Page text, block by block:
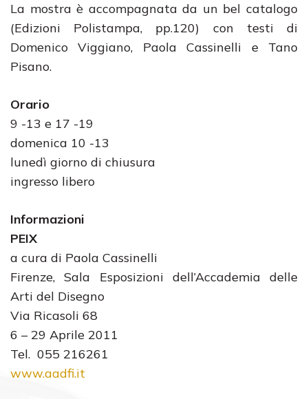
La mostra è accompagnata da un bel catalogo
(Edizioni Polistampa, pp.120) con testi di
Domenico Viggiano, Paola Cassinelli e Tano
Pisano.
Orario
9 -13 e 17 -19
domenica 10 -13
lunedì giorno di chiusura
ingresso libero
Informazioni
PEIX
a cura di Paola Cassinelli
Firenze, Sala Esposizioni dell’Accademia delle
Arti del Disegno
Via Ricasoli 68
6 – 29 Aprile 2011
Tel. 055 216261
www.aadfi.it